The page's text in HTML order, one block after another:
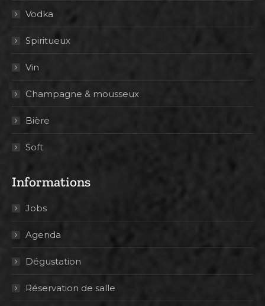
Vodka
Spiritueux
Vin
Champagne & mousseux
Bière
Soft
Informations
Jobs
Agenda
Dégustation
Réservation de salle